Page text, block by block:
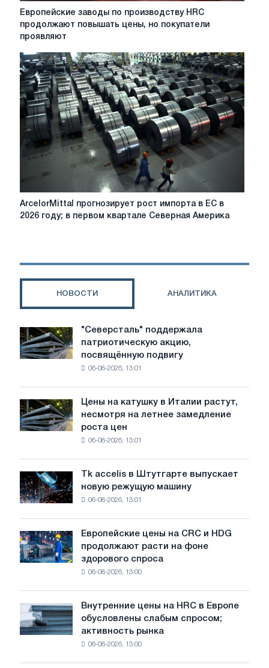
Европейские
по
HRC
продолжают
повышать
цены,
но
покупатели
проявляют
осторожность
на
фоне
CBAM
Европейские заводы по производству HRC
продолжают повышать цены, но покупатели
проявляют
ArcelorMittal
прогнозирует
ЕС
в
квартале
Северная
поставки
по
более
высоким
ArcelorMittal прогнозирует рост импорта в ЕС в
2026 году; в первом квартале Северная Америка
НОВОСТИ АНАЛИТИКА
"Северсталь"
поддержала
патриотическую
советской
авиации
в
Великой
Отечественной
войны
"Северсталь" поддержала
патриотическую акцию,
посвящённую подвигу
06-08-2026, 13:01
Цены
на
катушку
несмотря
на
летнее
замедление
роста
цен
Цены на катушку в Италии растут,
несмотря на летнее замедление
роста цен
06-08-2026, 13:01
Tk
accelis
в
новую
режущую
машину
Tk accelis в Штутгарте выпускает
новую режущую машину
06-08-2026, 13:01
Европейские
цены
на
продолжают
расти
на
здорового
Европейские цены на CRC и HDG
продолжают расти на фоне
здорового спроса
06-08-2026, 13:00
Внутренние
цены
на
Внутренние цены на HRC в Европе
обусловлены слабым спросом;
активность рынка
06-08-2026, 13:00